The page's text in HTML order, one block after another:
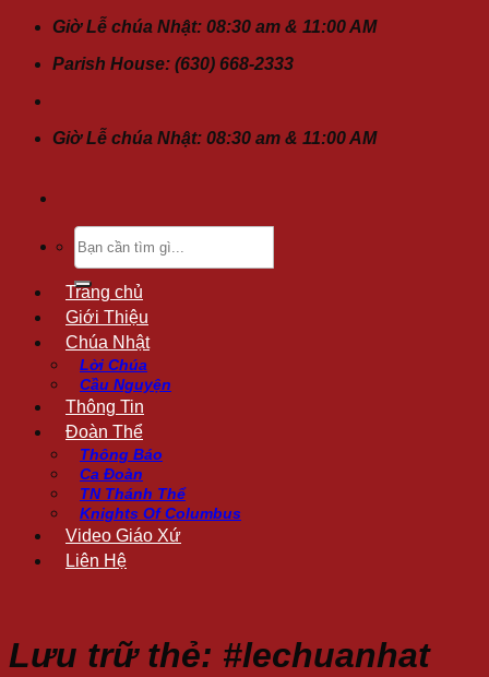
ChuyểnGiờ Lễ chúa Nhật: 08:30 am & 11:00 AM
Parish House: (630) 668-2333
Giờ Lễ chúa Nhật: 08:30 am & 11:00 AM
Tìm
kiếm:
Trang chủ
Giới Thiệu
Chúa Nhật
Lời Chúa
Cầu Nguyện
Thông Tin
Đoàn Thể
Thông Báo
Ca Đoàn
TN Thánh Thể
Knights Of Columbus
Video Giáo Xứ
Liên Hệ
Lưu trữ thẻ: #lechuanhat